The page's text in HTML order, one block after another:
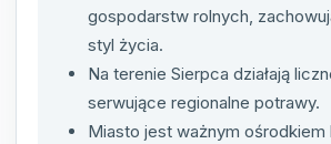
gospodarstw rolnych,
styl życia.
Na terenie Sierpca działają
serwujące regionalne potrawy.
Miasto jest ważnym ośrodkiem